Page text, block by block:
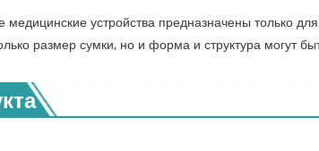
устройства предназначены только
размер сумки, но и форма и структура могут